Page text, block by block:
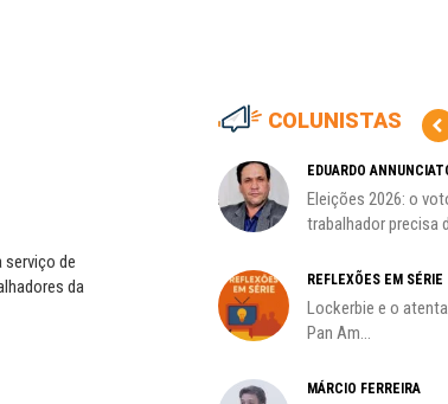
de
da
COLUNISTAS
A geopolítica nas eleições de
EDUARDO
Eleições 2026: o
trabalhador precisa
REFLEXÕES EM SÉRIE
Lockerbie e o
Pan Am...
MÁRCIO FERREIRA